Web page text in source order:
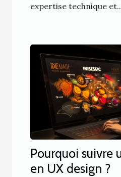
expertise technique
Pourquoi suivre
en UX design ?